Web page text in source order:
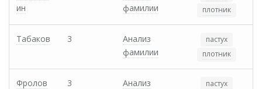
ин
фамилии
плотник
Табаков 3
Анализ
фамилии
пастух
плотник
Фролов 3
Анализ
пастух